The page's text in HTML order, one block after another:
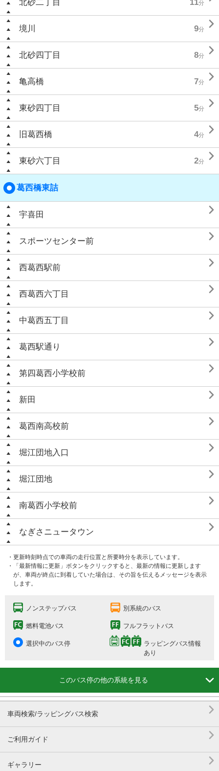
北砂二丁目 11分
境川 9分 
北砂四丁目 8分 
亀高橋 7分 
東砂四丁目 5分 
旧葛西橋 4分 
東砂六丁目 2分 
葛西橋東詰
宇喜田 
スポーツセンター前 
西葛西駅前 
西葛西六丁目 
中葛西五丁目 
葛西駅通り 
第四葛西小学校前 
新田 
葛西南高校前 
堀江団地入口 
堀江団地 
南葛西小学校前 
なぎさニュータウン 
・更新時刻時点での車両の走行位置と所要時分を表示しています。
・「最新情報に更新」ボタンをクリックすると、最新の情報に更新します
が、車両が終点に到着していた場合は、その旨を伝えるメッセージを表示
します。
ノンステップバス 別系統のバス
燃料電池バス フルフラットバス
選択中のバス停
ラッピングバス情報
あり
このバス停の他の系統を見る 
車両検索/ラッピングバス検索 
ご利用ガイド 
ギャラリー 